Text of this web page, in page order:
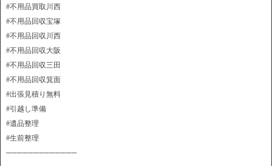
#不用品買取川西
#不用品回収宝塚
#不用品回収川西
#不用品回収大阪
#不用品回収三田
#不用品回収箕面
#出張見積り無料
#引越し準備
#遺品整理
#生前整理
─────────────